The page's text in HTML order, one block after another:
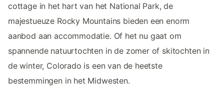
cottage in het hart van het National Park, de
majestueuze Rocky Mountains bieden een enorm
aanbod aan accommodatie. Of het nu gaat om
spannende natuurtochten in de zomer of skitochten in
de winter, Colorado is een van de heetste
bestemmingen in het Midwesten.